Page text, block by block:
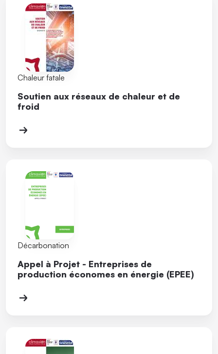
Chaleur fatale
Soutien aux réseaux de chaleur et de
froid
Décarbonation
Appel à Projet - Entreprises de
production économes en énergie (EPEE)